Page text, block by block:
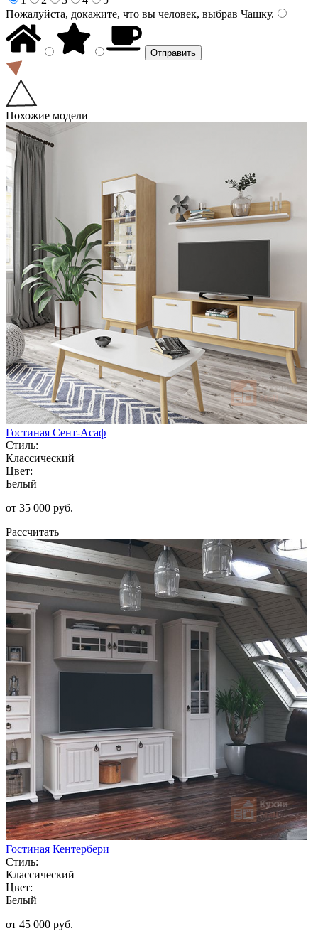
Пожалуйста, докажите, что вы человек, выбрав Чашку.
Похожие модели
Гостиная Сент-Асаф
Стиль:
Классический
Цвет:
Белый
от 35 000 руб.
Рассчитать
Гостиная Кентербери
Стиль:
Классический
Цвет:
Белый
от 45 000 руб.